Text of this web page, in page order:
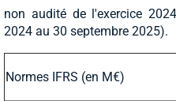
non audité de l'exercice
2024 au 30 septembre 2025).
Normes IFRS (en M€)